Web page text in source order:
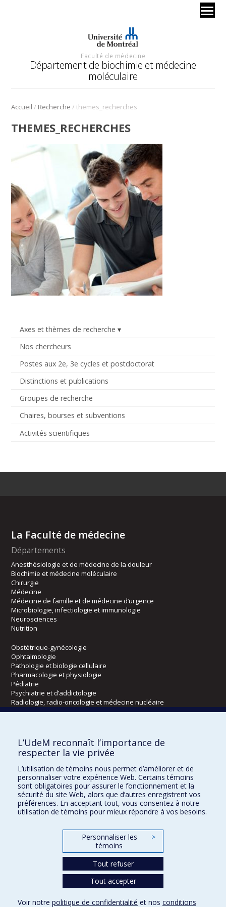
Faculté de médecine
Département de biochimie et médecine
moléculaire
Accueil / Recherche /themes_recherches
Axes et thèmes de recherche
Nos chercheurs
Postes aux 2e, 3e cycles et postdoctorat
Distinctions et publications
Groupes de recherche
Chaires, bourses et subventions
Activités scientifiques
THEMES_RECHERCHES
La Faculté de médecine
Départements
Anesthésiologie et de médecine de la douleur
Biochimie et médecine moléculaire
Chirurgie
Médecine
Médecine de famille et de médecine d’urgence
Microbiologie, infectiologie et immunologie
Neurosciences
Nutrition
Obstétrique-gynécologie
Ophtalmologie
Pathologie et biologie cellulaire
Pharmacologie et physiologie
Pédiatrie
Psychiatrie et d’addictologie
Radiologie, radio-oncologie et médecine nucléaire
Écoles
Kinésiologie et des sciences de l’activité physique
Orthophonie et audiologie
Réadaptation
Directions
DPC
CPASS
L’UdeM reconnaît l’importance de
respecter la vie privée
L’utilisation de témoins nous permet d’améliorer et de
personnaliser votre expérience Web. Certains témoins
sont obligatoires pour assurer le fonctionnement et la
sécurité du site Web, alors que d’autres enregistrent vos
préférences. En acceptant tout, vous consentez à notre
utilisation de témoins pour mieux répondre à vos besoins.
Personnaliser les
témoins
>
Tout refuser
Tout accepter
Voir notre politique de confidentialité et nos conditions